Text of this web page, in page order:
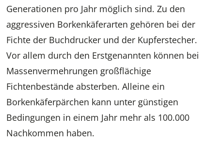
Generationen pro Jahr möglich sind. Zu den
aggressiven Borkenkäferarten gehören bei der
Fichte der Buchdrucker und der Kupferstecher.
Vor allem durch den Erstgenannten können bei
Massenvermehrungen großflächige
Fichtenbestände absterben. Alleine ein
Borkenkäferpärchen kann unter günstigen
Bedingungen in einem Jahr mehr als 100.000
Nachkommen haben.